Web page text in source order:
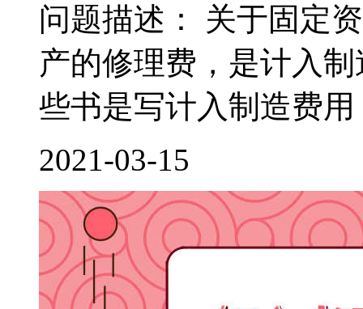
问题描述： 关于固定
产的修理费，是计入
些书是写计入制造费
2021-03-15